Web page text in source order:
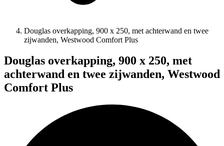
Douglas overkapping, 900 x 250, met achterwand en twee
zijwanden, Westwood Comfort Plus
Douglas overkapping, 900 x 250, met
achterwand en twee zijwanden, Westwood
Comfort Plus